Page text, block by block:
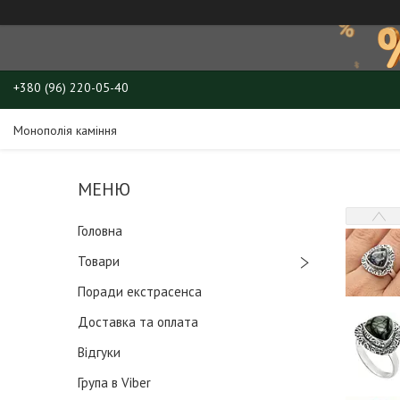
+380 (96) 220-05-40
Монополія каміння
Головна
Товари
Поради екстрасенса
Доставка та оплата
Відгуки
Група в Viber